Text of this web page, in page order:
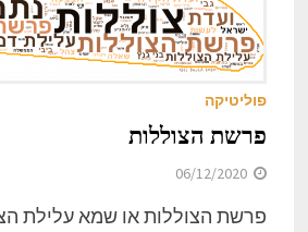
פוליטיקה
פרשת הצוללות
06/12/2020
פרשת הצוללות או שמא עלילת